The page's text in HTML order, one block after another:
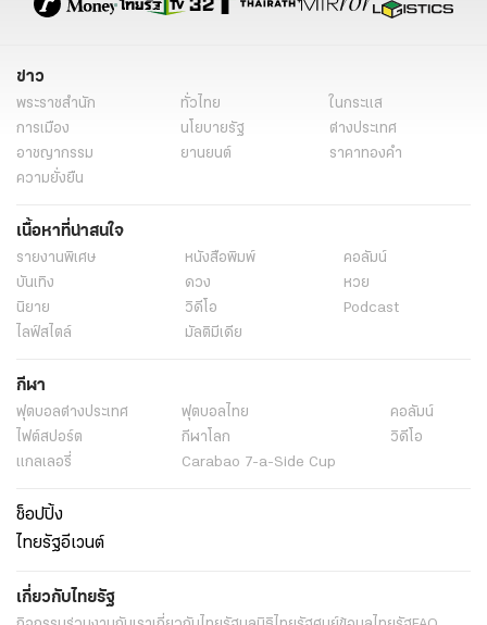
ข่าว
พระราชสำนัก ทั่วไทย
ในกระแส
การเมือง
นโยบายรัฐ
ต่างประเทศ
อาชญากรรม
ยานยนต์
ราคาทองคำ
ความยั่งยืน
เนื้อหาที่น่าสนใจ
รายงานพิเศษ หนังสือพิมพ์
คอลัมน์
บันเทิง
ดวง
หวย
นิยาย
วิดีโอ
Podcast
ไลฟ์สไตล์
มัลติมีเดีย
กีฬา
ฟุตบอลต่่างประเทศ ฟุตบอลไทย
คอลัมน์
ไฟต์สปอร์ต
กีฬาโลก
วิดีโอ
แกลเลอรี่
Carabao 7-a-Side Cup
ช็อปปิ้ง
ไทยรัฐอีเวนต์
เกี่ยวกับไทยรัฐ